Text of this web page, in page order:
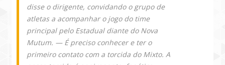
disse o dirigente, convidando o grupo de
atletas a acompanhar o jogo do time
principal pelo Estadual diante do Nova
Mutum. — É preciso conhecer e ter o
primeiro contato com a torcida do Mixto. A